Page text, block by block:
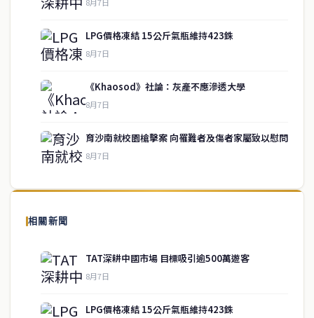
LPG價格凍結 15公斤氣瓶維持423銖
8月7日
《Khaosod》社論：灰產不應滲透大學
8月7日
育沙南就校園槍擊案 向罹難者及傷者家屬致以慰問
8月7日
相關新聞
TAT深耕中國市場 目標吸引逾500萬遊客
8月7日
LPG價格凍結 15公斤氣瓶維持423銖
關於我們
泰國中文新聞（TCN）是一家總部設於曼谷的中文新聞媒體，致力於
供即時、客觀、多元的中文新聞內容。
service@thaichinesenews.com